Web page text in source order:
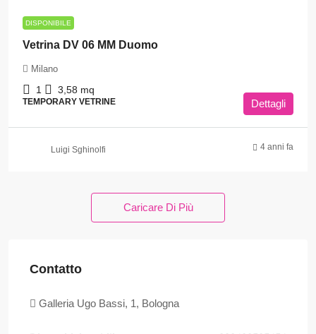
DISPONIBILE
Vetrina DV 06 MM Duomo
Milano
1 3,58 mq
TEMPORARY VETRINE Dettagli
Luigi Sghinolfi 4 anni fa
Caricare Di Più
Contatto
Galleria Ugo Bassi, 1, Bologna